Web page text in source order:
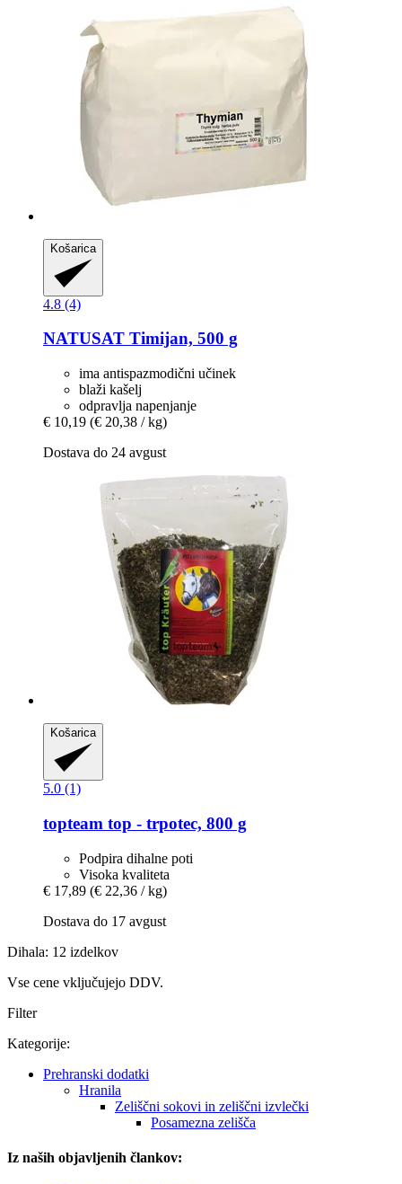
Košarica
4.8 (4)
NATUSAT Timijan, 500 g
ima antispazmodični učinek
blaži kašelj
odpravlja napenjanje
€ 10,19 (€ 20,38 / kg)
Dostava do 24 avgust
Košarica
5.0 (1)
topteam top -​ trpotec, 800 g
Podpira dihalne poti
Visoka kvaliteta
€ 17,89 (€ 22,36 / kg)
Dostava do 17 avgust
Dihala: 12 izdelkov
Vse cene vključujejo DDV.
Filter
Kategorije:
Prehranski dodatki
Hranila
Zeliščni sokovi in ​​zeliščni izvlečki
Posamezna zelišča
Iz naših objavljenih člankov: